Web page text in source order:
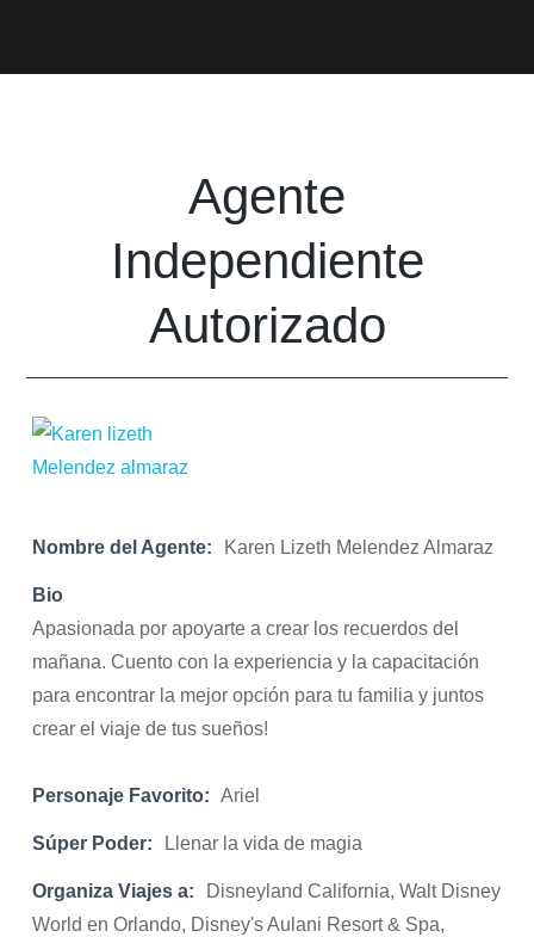
Agente
Independiente
Autorizado
Nombre del Agente: Karen Lizeth Melendez Almaraz
Bio
Apasionada por apoyarte a crear los recuerdos del
mañana. Cuento con la experiencia y la capacitación
para encontrar la mejor opción para tu familia y juntos
crear el viaje de tus sueños!
Personaje Favorito: Ariel
Súper Poder: Llenar la vida de magia
Organiza Viajes a:
Disneyland California, Walt Disney
World en Orlando, Disney's Aulani Resort & Spa,